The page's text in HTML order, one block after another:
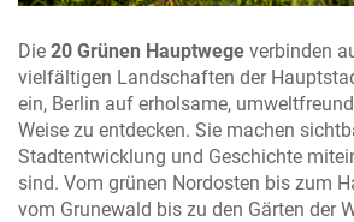
Die 20 Grünen Hauptwege verbinden
vielfältigen Landschaften der
ein, Berlin auf erholsame,
Weise zu entdecken. Sie machen
Stadtentwicklung und Geschichte
sind. Vom grünen Nordosten bis zum
vom Grunewald bis zu den Gärten der